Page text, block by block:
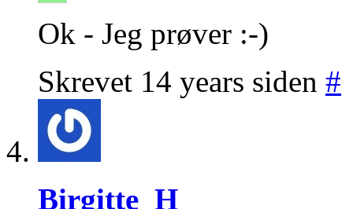
Ok - Jeg prøver :-)
Skrevet 14 years siden #
Birgitte_H